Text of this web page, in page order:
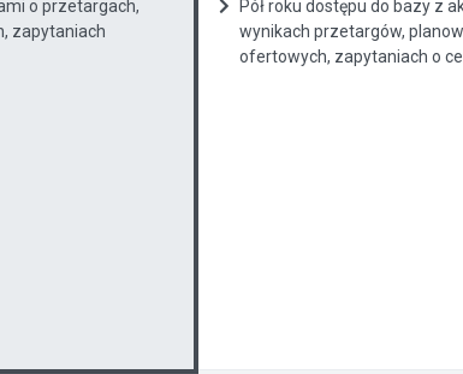
o przetargach,
zapytaniach
Pół roku dostępu do bazy z
wynikach przetargów,
ofertowych, zapytaniach o